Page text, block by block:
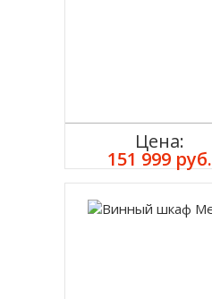
Цена:
151 999 руб.